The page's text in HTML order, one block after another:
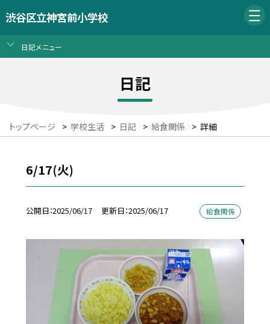
渋谷区立神宮前小学校
日記メニュー
日記
トップページ > 学校生活 > 日記 > 給食関係 > 詳細
6/17(火)
公開日 2025/06/17 更新日 2025/06/17 給食関係